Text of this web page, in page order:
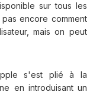
sur tous les
encore comment
mais on peut
s'est plié à la
en introduisant un